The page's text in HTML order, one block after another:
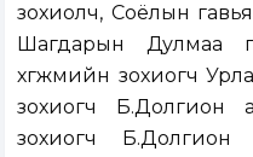
зохиолч, Соёлын
Шагдарын Дулмаа
хөгжмийн зохиогч
зохиогч Б.Долгион
зохиогч Б.Долгион